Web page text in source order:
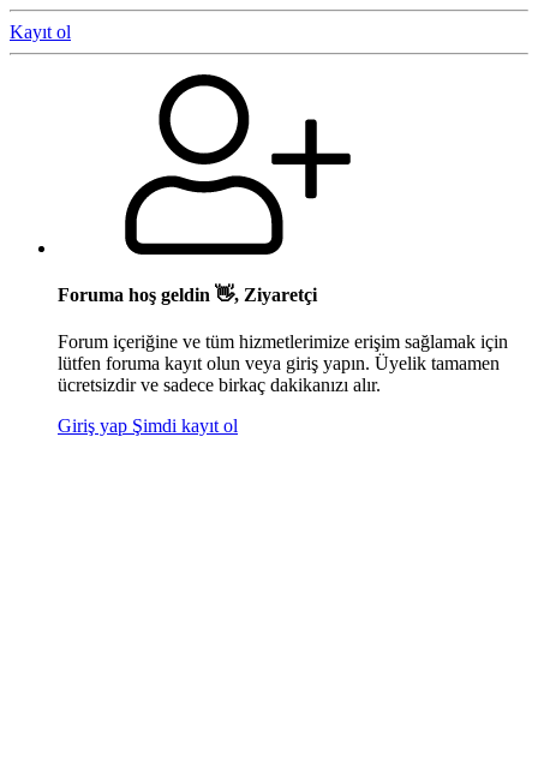
Kayıt ol
Foruma hoş geldin 👋, Ziyaretçi
Forum içeriğine ve tüm hizmetlerimize erişim sağlamak için
lütfen foruma kayıt olun veya giriş yapın. Üyelik tamamen
ücretsizdir ve sadece birkaç dakikanızı alır.
Giriş yap Şimdi kayıt ol